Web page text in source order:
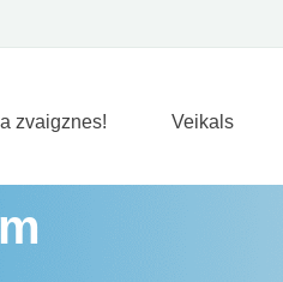
zvaigznes! Veikals